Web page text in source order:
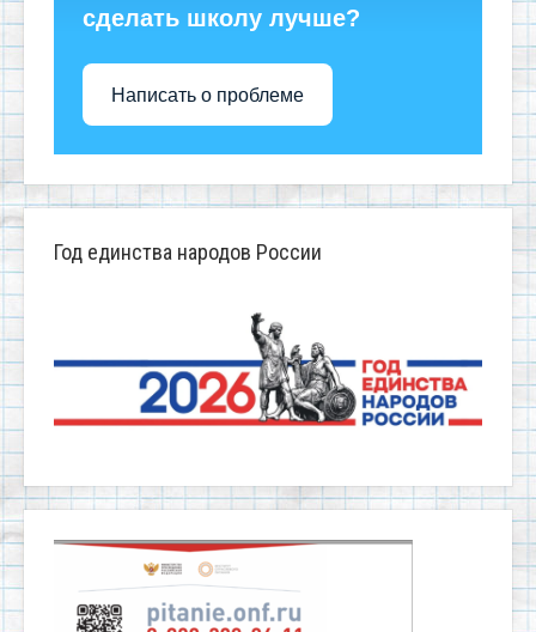
сделать школу лучше?
Написать о проблеме
Год единства народов России